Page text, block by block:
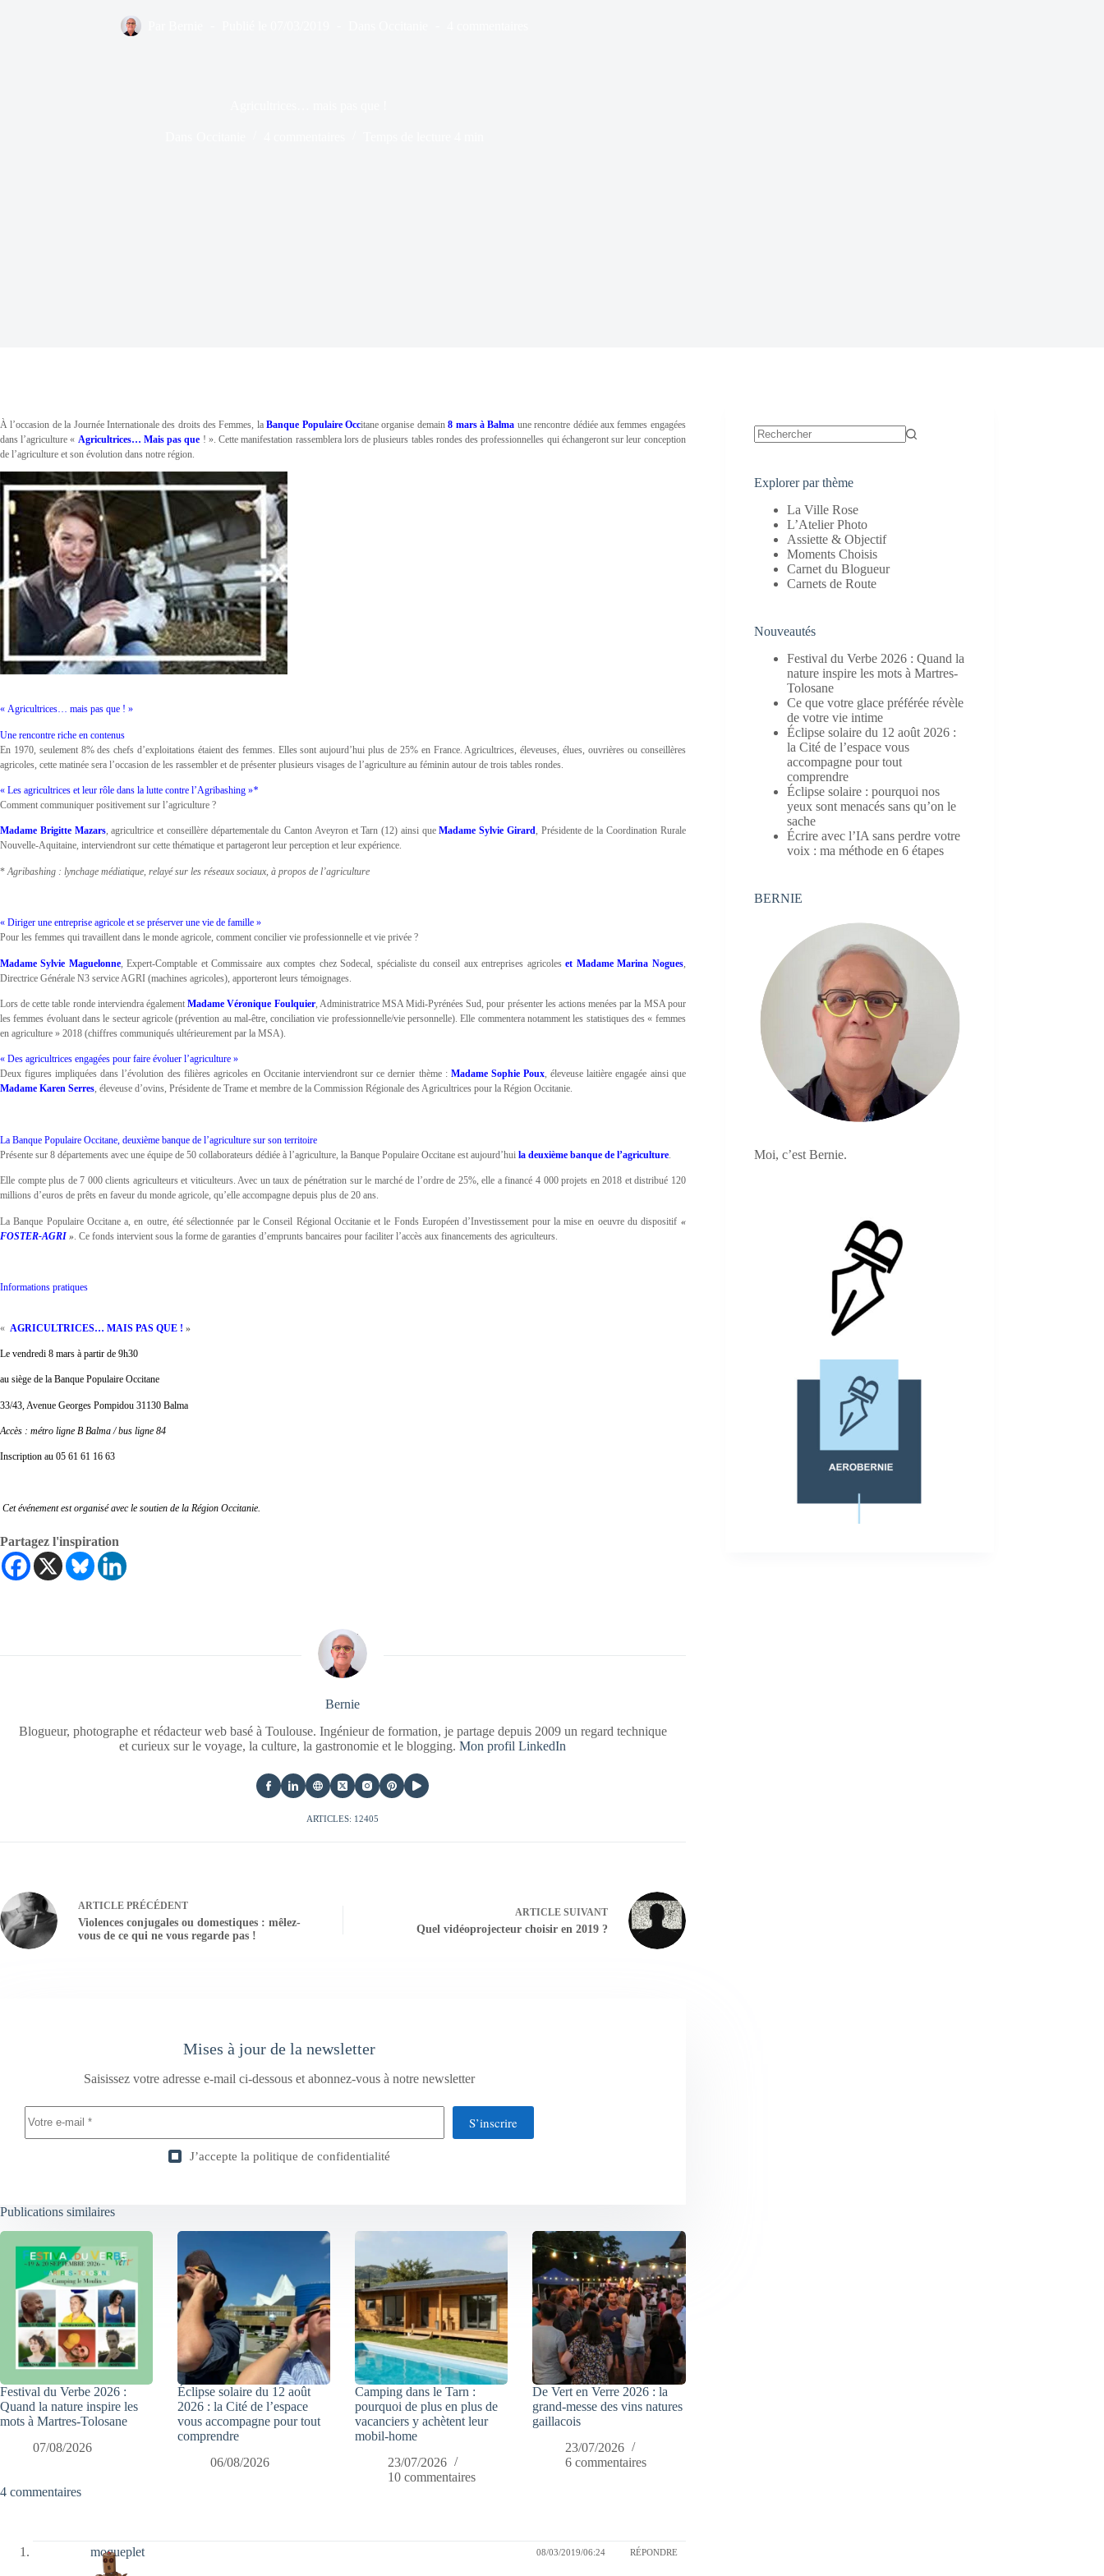
À l’occasion de la Journée Internationale des droits des Femmes, laBanque Populaire Occitane organise demain8 mars à Balma une rencontre dédiée aux femmes engagées
dans l’agriculture « Agricultrices… Mais pas que ! ». Cette manifestation rassemblera lors de plusieurs tables rondes des professionnelles qui échangeront sur leur conception
de l’agriculture et son évolution dans notre région.
« Agricultrices… mais pas que ! »
Une rencontre riche en contenus
En 1970, seulement 8% des chefs d’exploitations étaient des femmes. Elles sont aujourd’hui plus de 25% en France. Agricultrices, éleveuses, élues, ouvrières ou conseillères
agricoles, cette matinée sera l’occasion de les rassembler et de présenter plusieurs visages de l’agriculture au féminin autour de trois tables rondes.
« Les agricultrices et leur rôle dans la lutte contre l’Agribashing »*
Comment communiquer positivement sur l’agriculture ?
Madame Brigitte Mazars, agricultrice et conseillère départementale du Canton Aveyron et Tarn (12) ainsi queMadame Sylvie Girard, Présidente de la Coordination Rurale
Nouvelle-Aquitaine, interviendront sur cette thématique et partageront leur perception et leur expérience.
* Agribashing : lynchage médiatique, relayé sur les réseaux sociaux, à propos de l’agriculture
« Diriger une entreprise agricole et se préserver une vie de famille »
Pour les femmes qui travaillent dans le monde agricole, comment concilier vie professionnelle et vie privée ?
Madame Sylvie Maguelonne, Expert-Comptable et Commissaire aux comptes chez Sodecal, spécialiste du conseil aux entreprises agricoleset Madame Marina Nogues,
Directrice Générale N3 service AGRI (machines agricoles), apporteront leurs témoignages.
Lors de cette table ronde interviendra égalementMadame Véronique Foulquier, Administratrice MSA Midi-Pyrénées Sud, pour présenter les actions menées par la MSA pour
les femmes évoluant dans le secteur agricole (prévention au mal-être, conciliation vie professionnelle/vie personnelle). Elle commentera notamment les statistiques des « femmes
en agriculture » 2018 (chiffres communiqués ultérieurement par la MSA).
« Des agricultrices engagées pour faire évoluer l’agriculture »
Deux figures impliquées dans l’évolution des filières agricoles en Occitanie interviendront sur ce dernier thème : Madame Sophie Poux, éleveuse laitière engagée ainsi que
Madame Karen Serres, éleveuse d’ovins, Présidente de Trame et membre de la Commission Régionale des Agricultrices pour la Région Occitanie.
La Banque Populaire Occitane, deuxième banque de l’agriculture sur son territoire
Présente sur 8 départements avec une équipe de 50 collaborateurs dédiée à l’agriculture, la Banque Populaire Occitane est aujourd’hui la deuxième banque de l’agriculture.
Elle compte plus de 7 000 clients agriculteurs et viticulteurs. Avec un taux de pénétration sur le marché de l’ordre de 25%, elle a financé 4 000 projets en 2018 et distribué 120
millions d’euros de prêts en faveur du monde agricole, qu’elle accompagne depuis plus de 20 ans.
La Banque Populaire Occitane a, en outre, été sélectionnée par le Conseil Régional Occitanie et le Fonds Européen d’Investissement pour la mise en oeuvre du dispositif «
FOSTER-AGRI » . Ce fonds intervient sous la forme de garanties d’emprunts bancaires pour faciliter l’accès aux financements des agriculteurs.
Informations pratiques
« AGRICULTRICES… MAIS PAS QUE ! »
Le vendredi 8 mars à partir de 9h30
au siège de la Banque Populaire Occitane
33/43, Avenue Georges Pompidou 31130 Balma
Accès : métro ligne B Balma / bus ligne 84
Inscription au 05 61 61 16 63
Cet événement est organisé avec le soutien de la Région Occitanie.
Partagez l'inspiration
Bernie
Blogueur, photographe et rédacteur web basé à Toulouse. Ingénieur de formation, je partage depuis 2009 un regard technique
et curieux sur le voyage, la culture, la gastronomie et le blogging.Mon profil LinkedIn
ARTICLES: 12405
ARTICLE PRÉCÉDENT
Violences conjugales ou domestiques : mêlez-
vous de ce qui ne vous regarde pas !
ARTICLESUIVANT
Quel vidéoprojecteur choisir en 2019 ?
Mises à jour de la newsletter
Saisissez votre adresse e-mail ci-dessous et abonnez-vous à notre newsletter
S’inscrire
J’accepte la politique de confidentialité
Publications similaires
Festival du Verbe 2026 :
Quand la nature inspire les
mots à Martres-Tolosane
07/08/2026
Éclipse solaire du 12 août
2026 : la Cité de l’espace
vous accompagne pour tout
comprendre
06/08/2026
Camping dans le Tarn :
pourquoi de plus en plus de
vacanciers y achètent leur
mobil-home
23/07/2026
10 commentaires
De Vert en Verre 2026 : la
grand-messe des vins natures
gaillacois
23/07/2026
6 commentaires
4 commentaires
moqueplet 08/03/2019/06:24 RÉPONDRE
Explorer par thème
La Ville Rose
L’Atelier Photo
Assiette & Objectif
Moments Choisis
Carnet du Blogueur
Carnets de Route
Nouveautés
Festival du Verbe 2026 : Quand la
nature inspire les mots à Martres-
Tolosane
Ce que votre glace préférée révèle
de votre vie intime
Éclipse solaire du 12 août 2026 :
la Cité de l’espace vous
accompagne pour tout
comprendre
Éclipse solaire : pourquoi nos
yeux sont menacés sans qu’on le
sache
Écrire avec l’IA sans perdre votre
voix : ma méthode en 6 étapes
BERNIE
Moi, c’est Bernie.